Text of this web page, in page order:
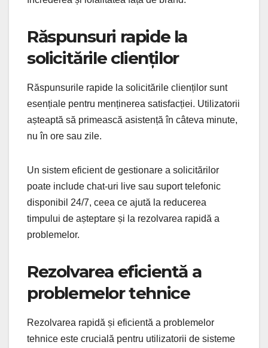
Răspunsuri rapide la
solicitările clienților
Răspunsurile rapide la solicitările clienților sunt
esențiale pentru menținerea satisfacției. Utilizatorii
așteaptă să primească asistență în câteva minute,
nu în ore sau zile.
Un sistem eficient de gestionare a solicitărilor
poate include chat-uri live sau suport telefonic
disponibil 24/7, ceea ce ajută la reducerea
timpului de așteptare și la rezolvarea rapidă a
problemelor.
Rezolvarea eficientă a
problemelor tehnice
Rezolvarea rapidă și eficientă a problemelor
tehnice este crucială pentru utilizatorii de sisteme